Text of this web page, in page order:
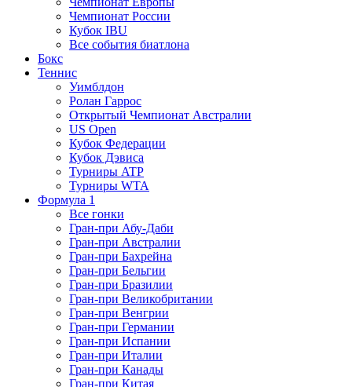
Чемпионат России
Кубок IBU
Все события биатлона
Бокс
Теннис
Уимблдон
Ролан Гаррос
Открытый Чемпионат Австралии
US Open
Кубок Федерации
Кубок Дэвиса
Турниры ATP
Турниры WTA
Формула 1
Все гонки
Гран-при Абу-Даби
Гран-при Австралии
Гран-при Бахрейна
Гран-при Бельгии
Гран-при Бразилии
Гран-при Великобритании
Гран-при Венгрии
Гран-при Германии
Гран-при Испании
Гран-при Италии
Гран-при Канады
Гран-при Китая